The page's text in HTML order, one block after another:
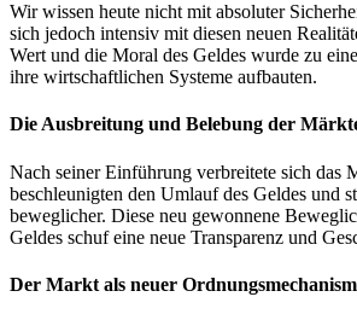
Wir wissen heute nicht mit absoluter
sich jedoch intensiv mit diesen neuen
Wert und die Moral des Geldes wurde zu
ihre wirtschaftlichen Systeme aufbauten.
Die Ausbreitung und Belebung der
Nach seiner Einführung verbreitete sich das
beschleunigten den Umlauf des Geldes und
beweglicher. Diese neu gewonnene
Geldes schuf eine neue Transparenz und
Der Markt als neuer